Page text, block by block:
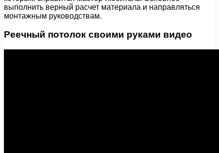
выполнить верный расчет материала и направляться
монтажным руководствам.
Реечный потолок своими руками видео